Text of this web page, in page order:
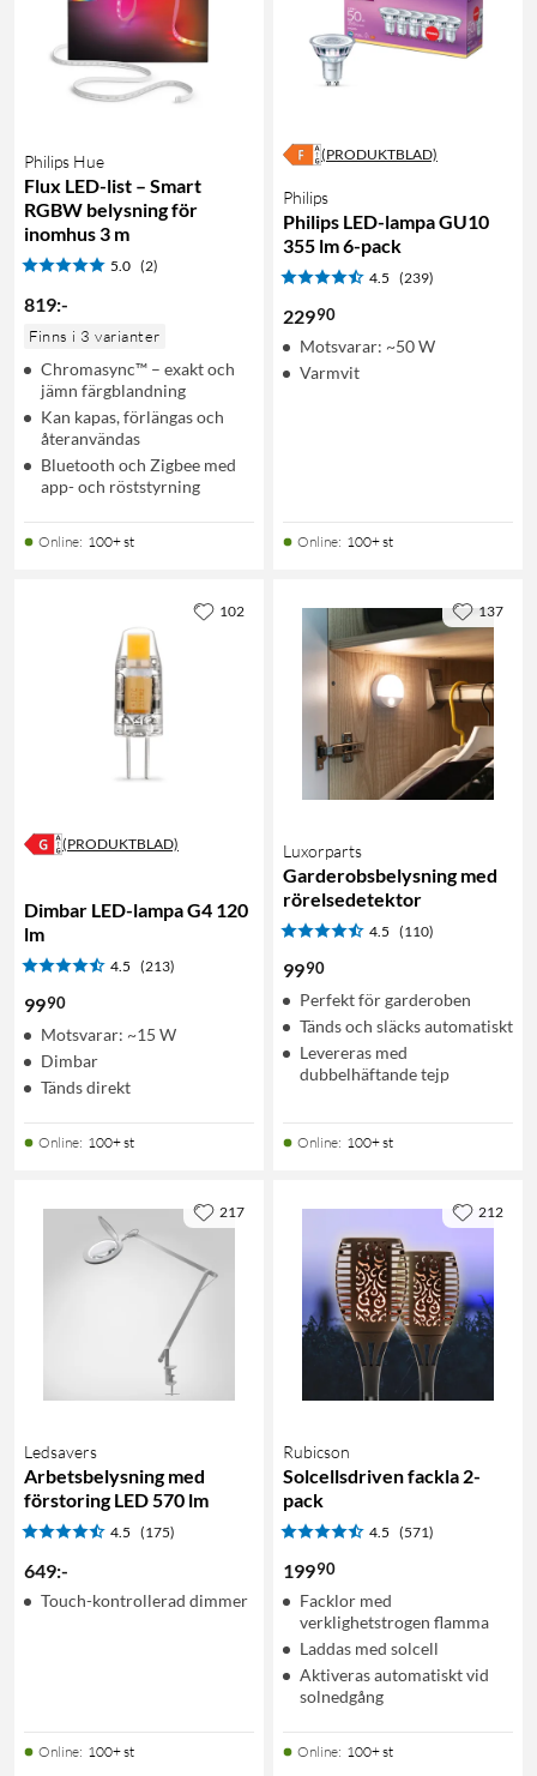
Philips Hue
Flux LED-list – Smart
RGBW belysning för
inomhus 3 m
5.0 (2)
819:-
Finns i 3 varianter
Chromasync™ – exakt och
jämn färgblandning
Kan kapas, förlängas och
återanvändas
Bluetooth och Zigbee med
app- och röststyrning
Online: 100+ st
(PRODUKTBLAD)
Philips
Philips LED-lampa GU10
355 lm 6-pack
4.5 (239)
22990
Motsvarar: ~50 W
Varmvit
Online: 100+ st
(PRODUKTBLAD)
Dimbar LED-lampa G4 120
lm
4.5 (213)
9990
Motsvarar: ~15 W
Dimbar
Tänds direkt
Online: 100+ st
102
Luxorparts
Garderobsbelysning med
rörelsedetektor
4.5 (110)
9990
Perfekt för garderoben
Tänds och släcks automatiskt
Levereras med
dubbelhäftande tejp
Online: 100+ st
137
Ledsavers
Arbetsbelysning med
förstoring LED 570 lm
4.5 (175)
649:-
Touch-kontrollerad dimmer
Online: 100+ st
217
Rubicson
Solcellsdriven fackla 2-
pack
4.5 (571)
19990
Facklor med
verklighetstrogen flamma
Laddas med solcell
Aktiveras automatiskt vid
solnedgång
Online: 100+ st
212